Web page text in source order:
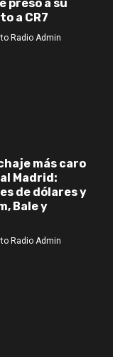
preso a su
a CR7
Radio Admin
más caro
Madrid:
de dólares y
Bale y
Radio Admin